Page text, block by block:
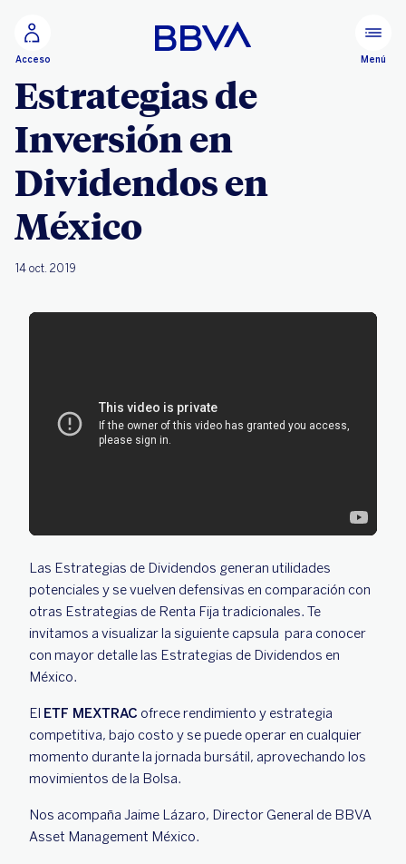
Acceso Menú
Estrategias de
Inversión en
Dividendos en
México
14 oct. 2019
Las Estrategias de Dividendos generan utilidades
potenciales y se vuelven defensivas en comparación con
otras Estrategias de Renta Fija tradicionales. Te
invitamos a visualizar la siguiente capsula para conocer
con mayor detalle las Estrategias de Dividendos en
México.
El ETF MEXTRAC ofrece rendimiento y estrategia
competitiva, bajo costo y se puede operar en cualquier
momento durante la jornada bursátil, aprovechando los
movimientos de la Bolsa.
Nos acompaña Jaime Lázaro, Director General de BBVA
Asset Management México.